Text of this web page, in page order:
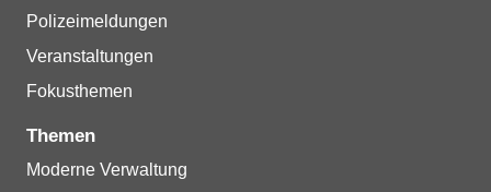
Polizeimeldungen
Veranstaltungen
Fokusthemen
Themen
Moderne Verwaltung